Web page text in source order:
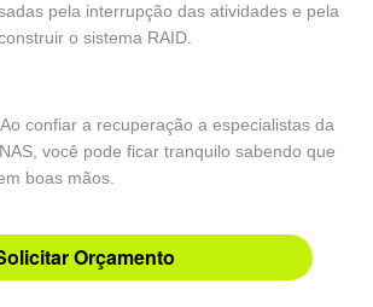
pela interrupção das atividades e pela
o sistema RAID.
Ao confiar a recuperação a especialistas da
você pode ficar tranquilo sabendo que
boas mãos.
Orçamento